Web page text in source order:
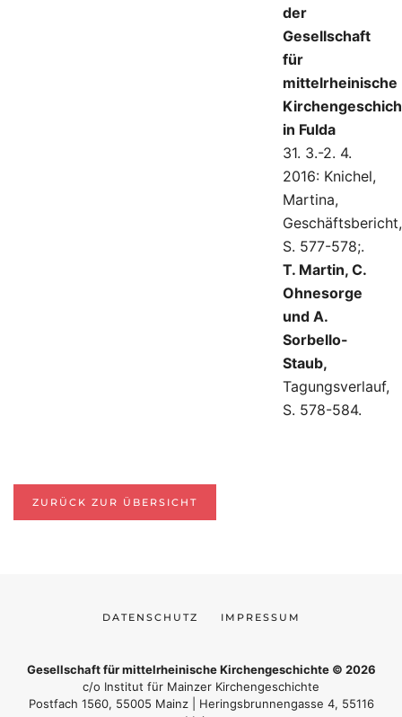
der
Gesellschaft
für
mittelrheinische
in Fulda
31. 3.-2. 4.
2016: Knichel,
Martina,
Geschäftsbericht,
S. 577-578;.
T. Martin, C.
Ohnesorge
und A.
Sorbello-
Staub,
Tagungsverlauf,
S. 578-584.
ZURÜCK ZUR ÜBERSICHT
DATENSCHUTZ IMPRESSUM
Gesellschaft für mittelrheinische Kirchengeschichte © 2026
c/o Institut für Mainzer Kirchengeschichte
Postfach 1560, 55005 Mainz | Heringsbrunnengasse 4, 55116